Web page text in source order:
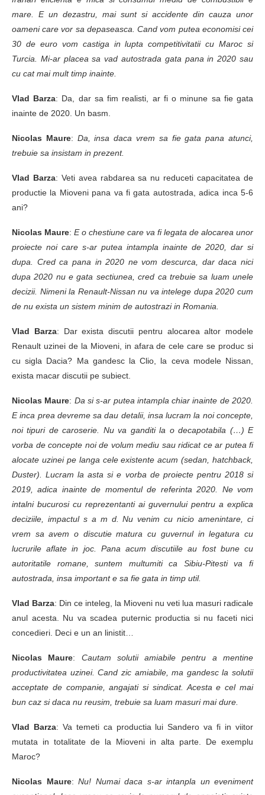
mare. E un dezastru, mai sunt si accidente din cauza unor
oameni care vor sa depaseasca. Cand vom putea economisi cei
30 de euro vom castiga in lupta competitivitatii cu Maroc si
Turcia. Mi-ar placea sa vad autostrada gata pana in 2020 sau
cu cat mai mult timp inainte.
Vlad Barza: Da, dar sa fim realisti, ar fi o minune sa fie gata
inainte de 2020. Un basm.
Nicolas Maure: Da, insa daca vrem sa fie gata pana atunci,
trebuie sa insistam in prezent.
Vlad Barza: Veti avea rabdarea sa nu reduceti capacitatea de
productie la Mioveni pana va fi gata autostrada, adica inca 5-6
ani?
Nicolas Maure: E o chestiune care va fi legata de alocarea unor
proiecte noi care s-ar putea intampla inainte de 2020, dar si
dupa. Cred ca pana in 2020 ne vom descurca, dar daca nici
dupa 2020 nu e gata sectiunea, cred ca trebuie sa luam unele
decizii. Nimeni la Renault-Nissan nu va intelege dupa 2020 cum
de nu exista un sistem minim de autostrazi in Romania.
Vlad Barza: Dar exista discutii pentru alocarea altor modele
Renault uzinei de la Mioveni, in afara de cele care se produc si
cu sigla Dacia? Ma gandesc la Clio, la ceva modele Nissan,
exista macar discutii pe subiect.
Nicolas Maure: Da si s-ar putea intampla chiar inainte de 2020.
E inca prea devreme sa dau detalii, insa lucram la noi concepte,
noi tipuri de caroserie. Nu va ganditi la o decapotabila (…) E
vorba de concepte noi de volum mediu sau ridicat ce ar putea fi
alocate uzinei pe langa cele existente acum (sedan, hatchback,
Duster). Lucram la asta si e vorba de proiecte pentru 2018 si
2019, adica inainte de momentul de referinta 2020. Ne vom
intalni bucurosi cu reprezentanti ai guvernului pentru a explica
deciziile, impactul s a m d. Nu venim cu nicio amenintare, ci
vrem sa avem o discutie matura cu guvernul in legatura cu
lucrurile aflate in joc. Pana acum discutiile au fost bune cu
autoritatile romane, suntem multumiti ca Sibiu-Pitesti va fi
autostrada, insa important e sa fie gata in timp util.
Vlad Barza: Din ce inteleg, la Mioveni nu veti lua masuri radicale
anul acesta. Nu va scadea puternic productia si nu faceti nici
concedieri. Deci e un an linistit…
Nicolas Maure: Cautam solutii amiabile pentru a mentine
productivitatea uzinei. Cand zic amiabile, ma gandesc la solutii
acceptate de companie, angajati si sindicat. Acesta e cel mai
bun caz si daca nu reusim, trebuie sa luam masuri mai dure.
Vlad Barza: Va temeti ca productia lui Sandero va fi in viitor
mutata in totalitate de la Mioveni in alta parte. De exemplu
Maroc?
Nicolas Maure: Nu! Numai daca s-ar intanpla un eveniment